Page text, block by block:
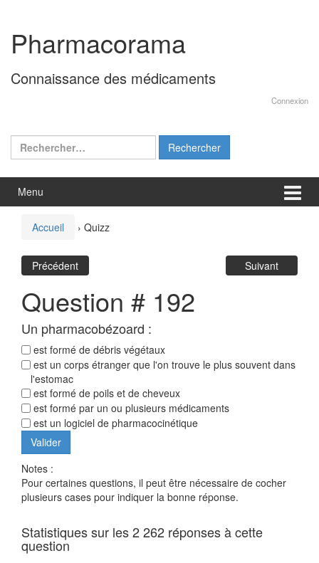
contenu
menu
principal
Pharmacorama
Connaissance des médicaments
Connexion
Rechercher :
Menu
Accueil › Quizz
Précédent Suivant
Question # 192
Un pharmacobézoard :
est formé de débris végétaux
est un corps étranger que l'on trouve le plus souvent dans
l'estomac
est formé de poils et de cheveux
est formé par un ou plusieurs médicaments
est un logiciel de pharmacocinétique
Notes :
Pour certaines questions, il peut être nécessaire de cocher
plusieurs cases pour indiquer la bonne réponse.
Statistiques sur les 2 262 réponses à cette
question